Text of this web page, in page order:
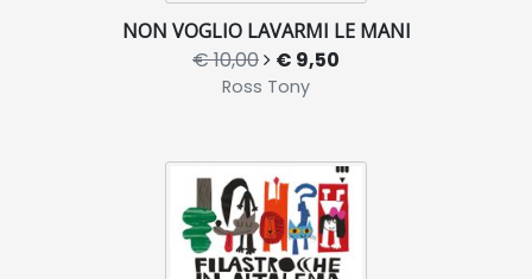
NON VOGLIO LAVARMI LE MANI
€ 10,00 € 9,50
Ross Tony